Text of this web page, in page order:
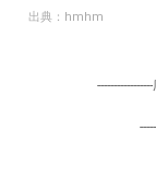
出典： hmhm